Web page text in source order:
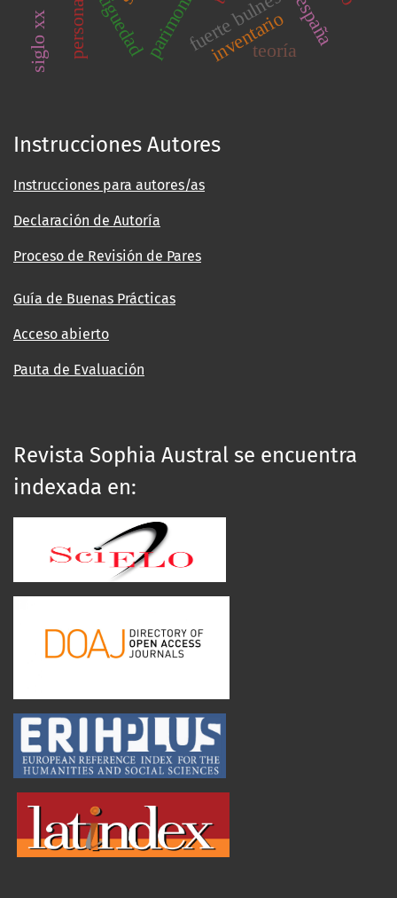
fuerte bulnes
inventario
siglo xx españa
teoría
Instrucciones Autores
Instrucciones para autores/as
Declaración de Autoría
Proceso de Revisión de Pares
Guía de Buenas Prácticas
Acceso abierto
Pauta de Evaluación
Revista Sophia Austral se encuentra
indexada en: